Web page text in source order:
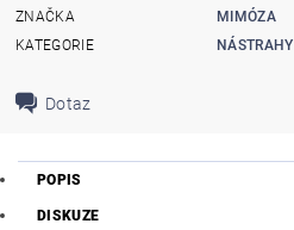
ZNAČKA
MIMÓZA
KATEGORIE
NÁSTRAHY
Dotaz
POPIS
DISKUZE